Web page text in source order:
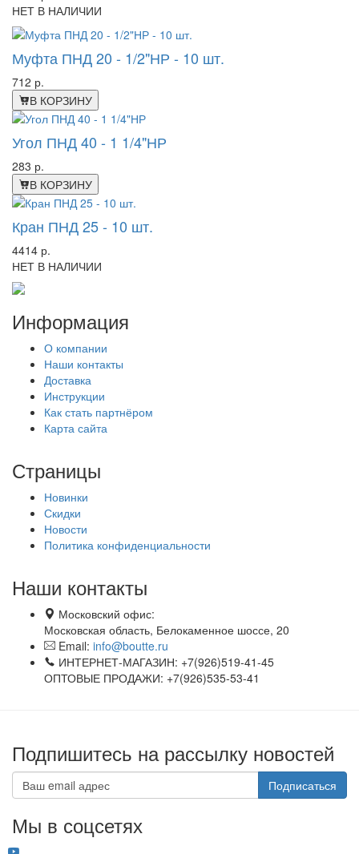
НЕТ В НАЛИЧИИ
Муфта ПНД 20 - 1/2"НР - 10 шт.
712 р.
В КОРЗИНУ
Угол ПНД 40 - 1 1/4"НР
283 р.
В КОРЗИНУ
Кран ПНД 25 - 10 шт.
4414 р.
НЕТ В НАЛИЧИИ
Информация
О компании
Наши контакты
Доставка
Инструкции
Как стать партнёром
Карта сайта
Страницы
Новинки
Скидки
Новости
Политика конфиденциальности
Наши контакты
Московский офис:
Московская область, Белокаменное шоссе, 20
Email: info@boutte.ru
ИНТЕРНЕТ-МАГАЗИН: +7(926)519-41-45
ОПТОВЫЕ ПРОДАЖИ: +7(926)535-53-41
Подпишитесь на рассылку новостей
Подписаться
Мы в соцсетях